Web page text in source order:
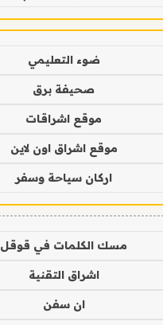
ضوء التعليمي
صحيفة برق
موقع اشراقات
موقع اشراق اون لاين
اركان سياحة وسفر
مسك الكلمات في قوقل
اشراق التقنية
ان سفن